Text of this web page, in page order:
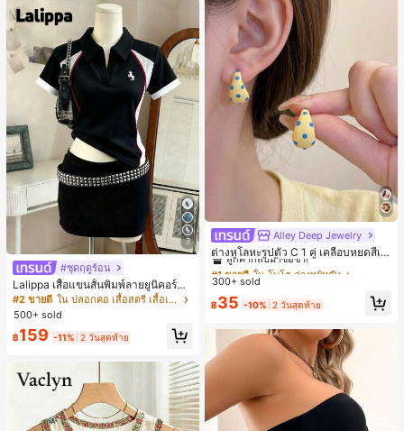
7
#ชุดฤดูร้อน
Lalippa เสื้อแขนสั้นพิมพ์ลายยูนิคอร์นล
ายทางสีตัดกันสำหรับผู้หญิง สไตล์วิทย
าลัย
#2 ขายดี
ใน ปลอกคอ เสื้อสตรี เสื้อเบลาส์ & Tee
500+ sold
฿159 -11% 2 วันสุดท้าย
Alley Deep Jewelry
ต่างหูโลหะรูปตัว C 1 คู่ เคลือบหยดสีเห
ลือง ลายจุดสีน้ำเงิน สไตล์ยุโรปและอเม
ริกัน แฟชั่นส่วนตัว หวานและสง่างาม
ดินทาง งานแต่งงาน ปาร์ตี้ วันเกิด ของ
#1 ขายดี ใน โบโฮ ต่างหูผู้หญิง
ลูกค้ากลับมาซื้อซ้ำ!
เกือบหมดแล้ว!
#1 ขายดี ใน โบโฮ ต่างหูผู้หญิง
ลูกค้ากลับมาซื้อซ้ำ!
เกือบหมดแล้ว!
#1 ขายดี ใน โบโฮ ต่างหูผู้หญิง
ลูกค้ากลับมาซื้อซ้ำ!
เกือบหมดแล้ว!
#1 ขายดี
ใน โบโฮ ต่างหูผู้หญิง
เกือบหมดแล้ว!
300+ sold
฿35 -10% 2 วันสุดท้าย